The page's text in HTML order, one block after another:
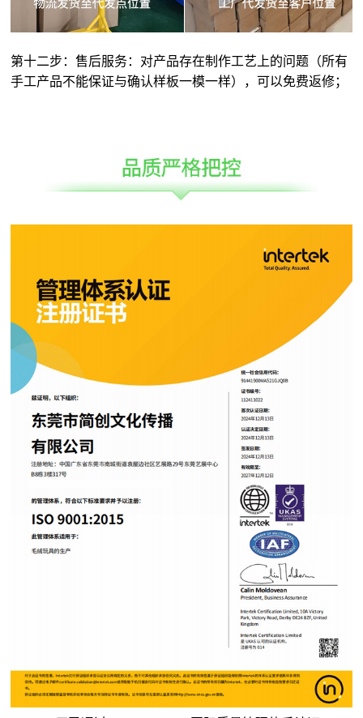
第十二步：售后服务：对产品存在制作工艺上的问题（所有
手工产品不能保证与确认样板一模一样），可以免费返修；